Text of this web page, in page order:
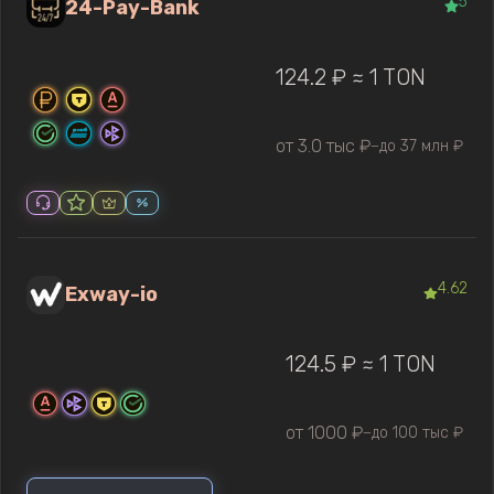
24-Pay-Bank
124.2 ₽ ≈ 1 TON
от 3.0 тыс ₽—до 37 млн ₽
Exway-io 4.62
124.5 ₽ ≈ 1 TON
от 1000 ₽—до 100 тыс ₽